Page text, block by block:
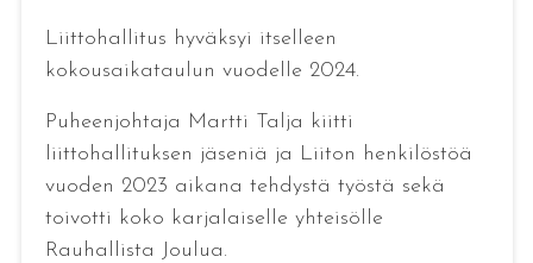
Liittohallitus hyväksyi itselleen
kokousaikataulun vuodelle 2024.
Puheenjohtaja Martti Talja kiitti
liittohallituksen jäseniä ja Liiton henkilöstöä
vuoden 2023 aikana tehdystä työstä sekä
toivotti koko karjalaiselle yhteisölle
Rauhallista Joulua.